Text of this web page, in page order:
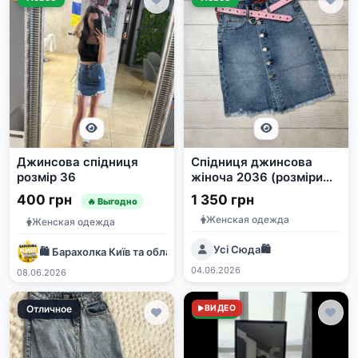
Джинсова спідниця
розмір 36
400 грн 🔥 Выгодно
Женская одежда
🛍 Барахолка Київ та область | Дошка оголошень 🇺🇦
08.06.2026
Спідниця джинсова
жіноча 2036 (розміри
25-27)
1 350 грн
Женская одежда
Усі Сюда🛍️
04.06.2026
Отличное Новое
ВИДЕО